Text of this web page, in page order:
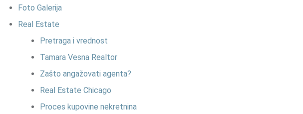
Foto Galerija
Real Estate
Pretraga i vrednost
Tamara Vesna Realtor
Zašto angažovati agenta?
Real Estate Chicago
Proces kupovine nekretnina